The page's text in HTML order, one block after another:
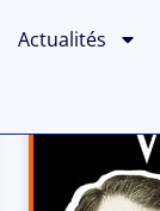
Actualités